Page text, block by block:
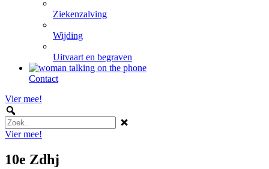
Ziekenzalving
Wijding
Uitvaart en begraven
Contact
Vier mee!
Vier mee!
10e Zdhj